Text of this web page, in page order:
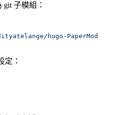
git 子模組：
hugo-PaperMod
定：